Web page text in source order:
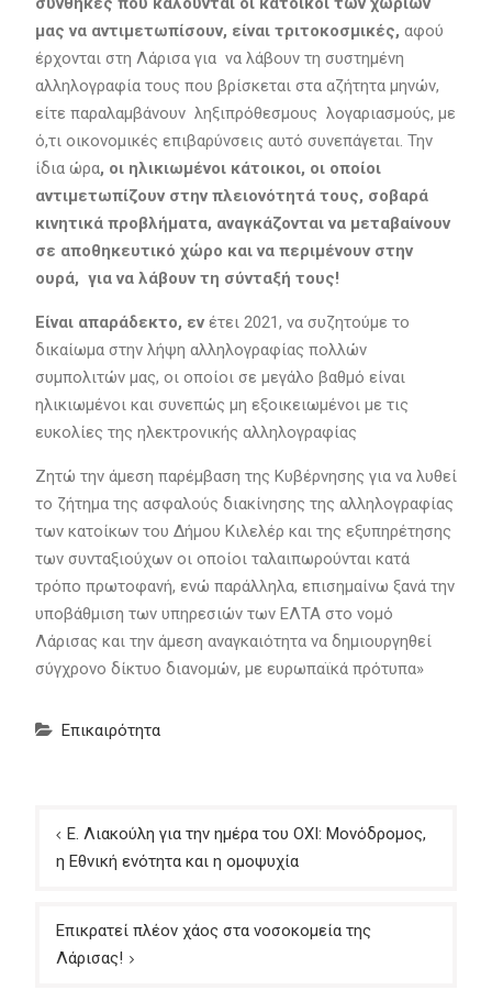
μας να αντιμετωπίσουν, είναι τριτοκοσμικές, αφού
έρχονται στη Λάρισα για να λάβουν τη συστημένη
αλληλογραφία τους που βρίσκεται στα αζήτητα μηνών,
είτε παραλαμβάνουν ληξιπρόθεσμους λογαριασμούς, με
ό,τι οικονομικές επιβαρύνσεις αυτό συνεπάγεται. Την
ίδια ώρα, οι ηλικιωμένοι κάτοικοι, οι οποίοι
αντιμετωπίζουν στην πλειονότητά τους, σοβαρά
κινητικά προβλήματα, αναγκάζονται να μεταβαίνουν
σε αποθηκευτικό χώρο και να περιμένουν στην
ουρά, για να λάβουν τη σύνταξή τους!
Είναι απαράδεκτο, εν έτει 2021, να συζητούμε το
δικαίωμα στην λήψη αλληλογραφίας πολλών
συμπολιτών μας, οι οποίοι σε μεγάλο βαθμό είναι
ηλικιωμένοι και συνεπώς μη εξοικειωμένοι με τις
ευκολίες της ηλεκτρονικής αλληλογραφίας
Ζητώ την άμεση παρέμβαση της Κυβέρνησης για να λυθεί
το ζήτημα της ασφαλούς διακίνησης της αλληλογραφίας
των κατοίκων του Δήμου Κιλελέρ και της εξυπηρέτησης
των συνταξιούχων οι οποίοι ταλαιπωρούνται κατά
τρόπο πρωτοφανή, ενώ παράλληλα, επισημαίνω ξανά την
υποβάθμιση των υπηρεσιών των ΕΛΤΑ στο νομό
Λάρισας και την άμεση αναγκαιότητα να δημιουργηθεί
σύγχρονο δίκτυο διανομών, με ευρωπαϊκά πρότυπα»
Επικαιρότητα
Πλοήγηση
άρθρων
Ε. Λιακούλη για την ημέρα του ΟΧΙ: Μονόδρομος,
η Εθνική ενότητα και η ομοψυχία
Επικρατεί πλέον χάος στα νοσοκομεία της
Λάρισας!